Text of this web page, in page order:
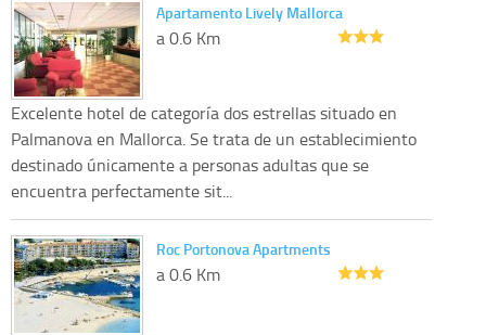
Apartamento Lively Mallorca
a 0.6 Km
Excelente hotel de categoría dos estrellas situado en
Palmanova en Mallorca. Se trata de un establecimiento
destinado únicamente a personas adultas que se
encuentra perfectamente sit...
Roc Portonova Apartments
a 0.6 Km